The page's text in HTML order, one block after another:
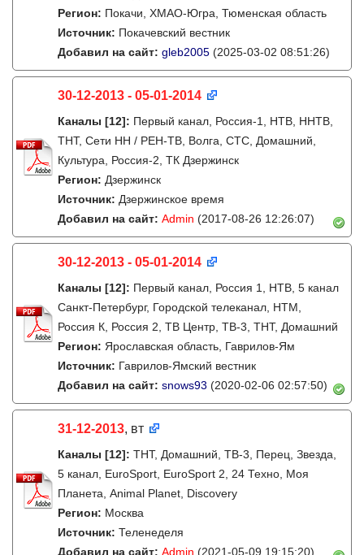
Регион: Покачи, ХМАО-Югра, Тюменская область
Источник: Покачевский вестник
Добавил на сайт: gleb2005 (2025-03-02 08:51:26)
30-12-2013 - 05-01-2014
Каналы [12]: Первый канал, Россия-1, НТВ, ННТВ,
ТНТ, Сети НН / РЕН-ТВ, Волга, СТС, Домашний,
Культура, Россия-2, ТК Дзержинск
Регион: Дзержинск
Источник: Дзержинское время
Добавил на сайт: Admin (2017-08-26 12:26:07)
30-12-2013 - 05-01-2014
Каналы [12]: Первый канал, Россия 1, НТВ, 5 канал
Санкт-Петербург, Городской телеканал, НТМ,
Россия К, Россия 2, ТВ Центр, ТВ-3, ТНТ, Домашний
Регион: Ярославская область, Гаврилов-Ям
Источник: Гаврилов-Ямский вестник
Добавил на сайт: snows93 (2020-02-06 02:57:50)
31-12-2013, вт
Каналы [12]: ТНТ, Домашний, ТВ-3, Перец, Звезда,
5 канал, EuroSport, EuroSport 2, 24 Техно, Моя
Планета, Animal Planet, Discovery
Регион: Москва
Источник: Теленеделя
Добавил на сайт: Admin (2021-05-09 19:15:20)